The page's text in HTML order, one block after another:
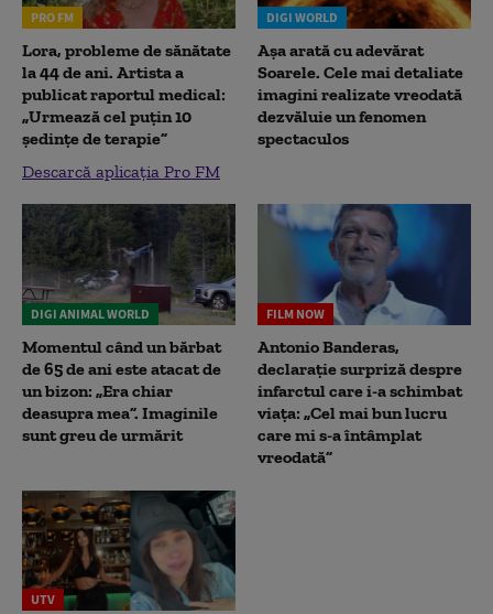
PRO FM
Lora, probleme de sănătate
la 44 de ani. Artista a
publicat raportul medical:
„Urmează cel puțin 10
ședințe de terapie”
Descarcă aplicația Pro FM
DIGI WORLD
Așa arată cu adevărat
Soarele. Cele mai detaliate
imagini realizate vreodată
dezvăluie un fenomen
spectaculos
DIGI ANIMAL WORLD
Momentul când un bărbat
de 65 de ani este atacat de
un bizon: „Era chiar
deasupra mea”. Imaginile
sunt greu de urmărit
FILM NOW
Antonio Banderas,
declarație surpriză despre
infarctul care i-a schimbat
viața: „Cel mai bun lucru
care mi s-a întâmplat
vreodată”
UTV